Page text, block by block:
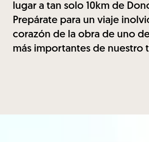
lugar a tan solo 10km de
Prepárate para un viaje
corazón de la obra de uno
más importantes de nuestro